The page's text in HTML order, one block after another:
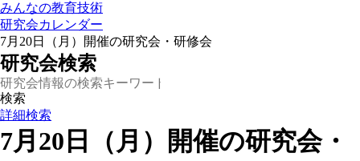
みんなの教育技術
研究会カレンダー
7月20日（月）開催の研究会・研修会
研究会検索
詳細検索
7月20日（月）開催の研究会・